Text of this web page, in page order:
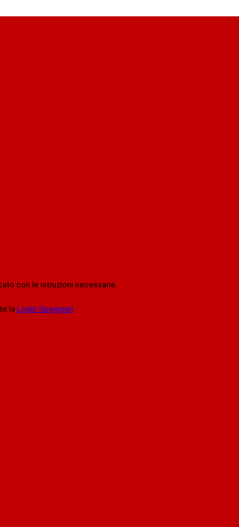
con le istruzioni necessarie.
la Login Spaggiari